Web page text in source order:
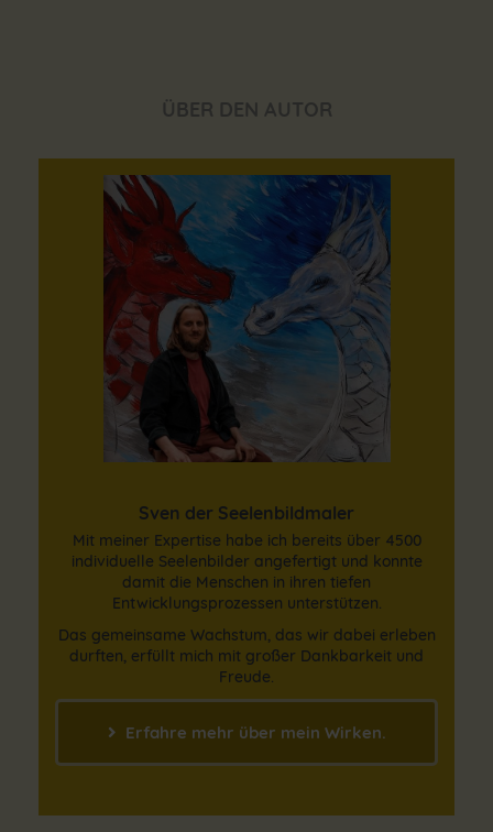
ÜBER DEN AUTOR
Sven der Seelenbildmaler
Mit meiner Expertise habe ich bereits über 4500
individuelle Seelenbilder angefertigt und konnte
damit die Menschen in ihren tiefen
Entwicklungsprozessen unterstützen.
Das gemeinsame Wachstum, das wir dabei erleben
durften, erfüllt mich mit großer Dankbarkeit und
Freude.
Erfahre mehr über mein Wirken.